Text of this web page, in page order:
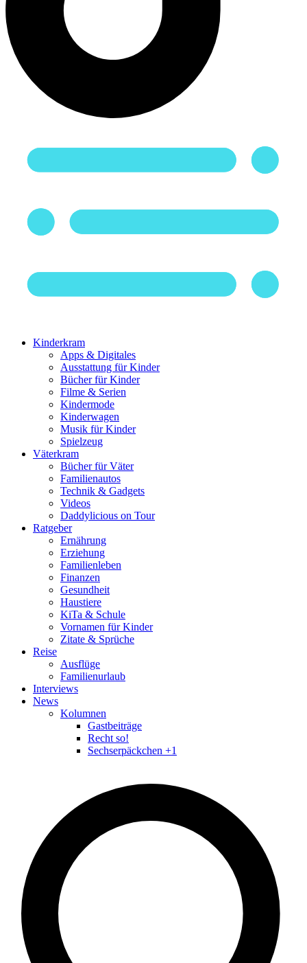
Kinderkram
Apps & Digitales
Ausstattung für Kinder
Bücher für Kinder
Filme & Serien
Kindermode
Kinderwagen
Musik für Kinder
Spielzeug
Väterkram
Bücher für Väter
Familienautos
Technik & Gadgets
Videos
Daddylicious on Tour
Ratgeber
Ernährung
Erziehung
Familienleben
Finanzen
Gesundheit
Haustiere
KiTa & Schule
Vornamen für Kinder
Zitate & Sprüche
Reise
Ausflüge
Familienurlaub
Interviews
News
Kolumnen
Gastbeiträge
Recht so!
Sechserpäckchen +1